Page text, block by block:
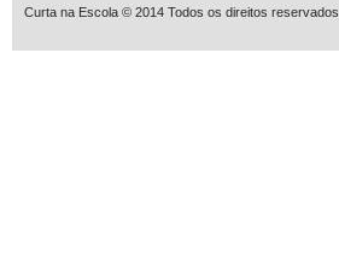
Curta na Escola © 2014 Todos os direitos reservados.